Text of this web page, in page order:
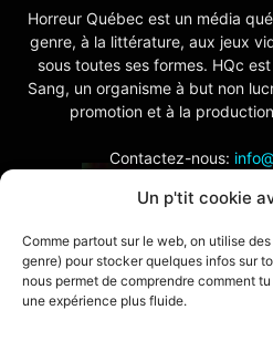
Un p'tit cookie
Comme partout sur le web, on utilise
genre) pour stocker quelques infos sur
nous permet de comprendre comment
une expérience plus fluide.
Horreur Québec est un média
genre, à la littérature, aux jeux
sous toutes ses formes. HQc
Sang, un organisme à but non
promotion et à la
Contactez-nous:
SUIVEZ